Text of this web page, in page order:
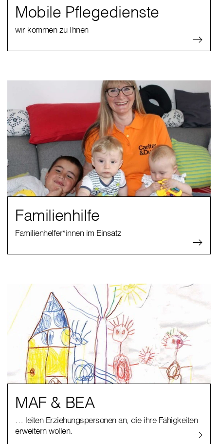
Mobile Pflegedienste
wir kommen zu Ihnen
Familienhilfe
Familienhelfer*innen im Einsatz
MAF & BEA
… leiten Erziehungspersonen an, die ihre Fähigkeiten
erweitern wollen.